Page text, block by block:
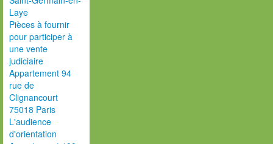
Laye
Pièces à fournir
pour participer à
une vente
judiciaire
Appartement 94
rue de
Clignancourt
75018 Paris
L'audience
d'orientation